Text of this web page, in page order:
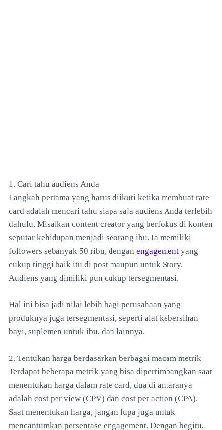
1. Cari tahu audiens Anda
Langkah pertama yang harus diikuti ketika membuat rate
card adalah mencari tahu siapa saja audiens Anda terlebih
dahulu. Misalkan content creator yang berfokus di konten
seputar kehidupan menjadi seorang ibu. Ia memiliki
followers sebanyak 50 ribu, dengan engagement yang
cukup tinggi baik itu di post maupun untuk Story.
Audiens yang dimiliki pun cukup tersegmentasi.
Hal ini bisa jadi nilai lebih bagi perusahaan yang
produknya juga tersegmentasi, seperti alat kebersihan
bayi, suplemen untuk ibu, dan lainnya.
2. Tentukan harga berdasarkan berbagai macam metrik
Terdapat beberapa metrik yang bisa dipertimbangkan saat
menentukan harga dalam rate card, dua di antaranya
adalah cost per view (CPV) dan cost per action (CPA).
Saat menentukan harga, jangan lupa juga untuk
mencantumkan persentase engagement. Dengan begitu,